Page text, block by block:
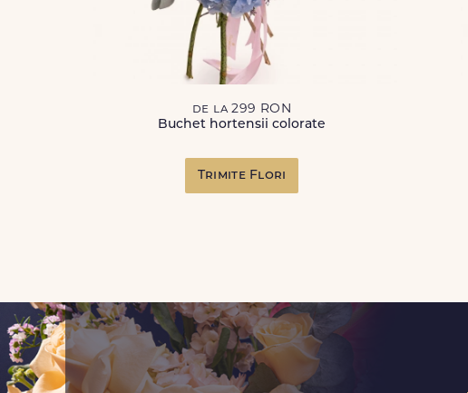
de la 299 RON
Buchet hortensii colorate
Trimite Flori